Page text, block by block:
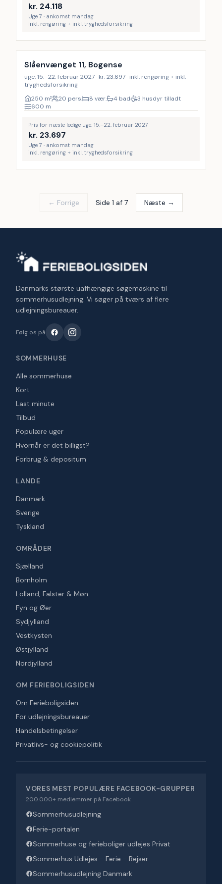
kr. 24.118
Uge 7 · ankomst mandag
inkl. rengøring + inkl. tryghedsforsikring
Inkl. rengøring
Slåenvænget 11, Bogense
uge: 15.–22. februar 2027 · kr. 23.697 · inkl. rengøring + inkl.
tryghedsforsikring
250 m² 20 pers. 8 vær. 4 bad
3 husdyr tilladt
600 m
Pris for næste ledige uge: 15.–22. februar 2027
kr. 23.697
Uge 7 · ankomst mandag
inkl. rengøring + inkl. tryghedsforsikring
← Forrige Side 1 af 7 Næste →
Danmarks største uafhængige søgemaskine til
sommerhusudlejning. Vi søger på tværs af flere
udlejningsbureauer.
Følg os på
SOMMERHUSE
Alle sommerhuse
Kort
Last minute
Tilbud
Populære uger
Hvornår er det billigst?
Forbrug & depositum
LANDE
Danmark
Sverige
Tyskland
OMRÅDER
Sjælland
Bornholm
Lolland, Falster & Møn
Fyn og Øer
Sydjylland
Vestkysten
Østjylland
Nordjylland
OM FERIEBOLIGSIDEN
Om Ferieboligsiden
For udlejningsbureauer
Handelsbetingelser
Privatlivs- og cookiepolitik
VORES MEST POPULÆRE FACEBOOK-GRUPPER
200.000+ medlemmer på Facebook
Sommerhusudlejning
Ferie-portalen
Sommerhuse og ferieboliger udlejes Privat
Sommerhus Udlejes - Ferie - Rejser
Sommerhusudlejning Danmark